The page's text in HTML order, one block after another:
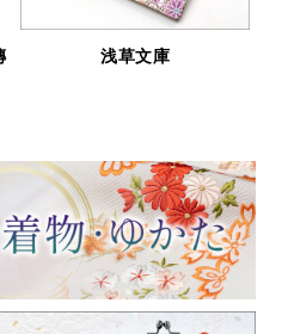
お土産に♪「ふくれ織